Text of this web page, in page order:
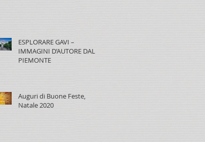
ESPLORARE GAVI –
IMMAGINI D’AUTORE DAL
PIEMONTE
Auguri di Buone Feste,
Natale 2020